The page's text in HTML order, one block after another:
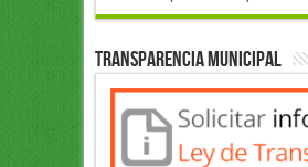
Transparencia Municipal